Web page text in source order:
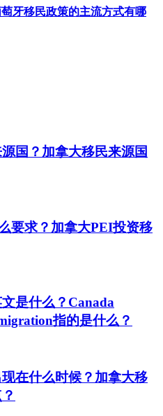
牙移民政策的主流方式有哪
国？加拿大移民来源国
要求？加拿大PEI投资移
是什么？Canada
指的是什么？
在什么时候？加拿大移